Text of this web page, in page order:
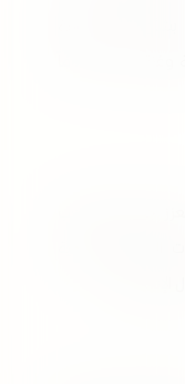
بشأن عدم قانونية
حصول الشعب
والأممية